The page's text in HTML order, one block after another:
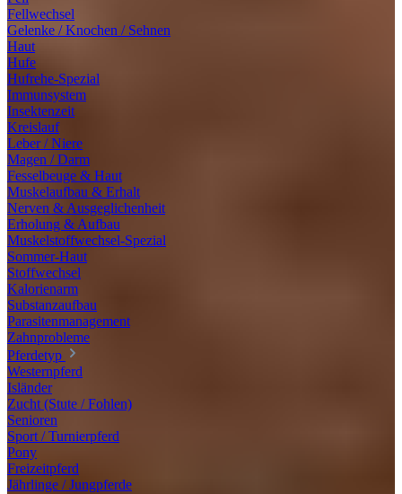
Fellwechsel
Gelenke / Knochen / Sehnen
Haut
Hufe
Hufrehe-Spezial
Immunsystem
Insektenzeit
Kreislauf
Leber / Niere
Magen / Darm
Fesselbeuge & Haut
Muskelaufbau & Erhalt
Nerven & Ausgeglichenheit
Erholung & Aufbau
Muskelstoffwechsel-Spezial
Sommer-Haut
Stoffwechsel
Kalorienarm
Substanzaufbau
Parasitenmanagement
Zahnprobleme
Pferdetyp
Westernpferd
Isländer
Zucht (Stute / Fohlen)
Senioren
Sport / Turnierpferd
Pony
Freizeitpferd
Jährlinge / Jungpferde